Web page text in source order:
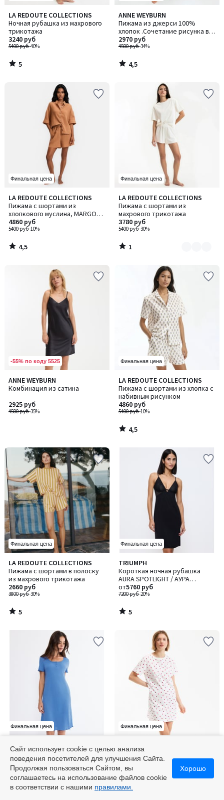
LA REDOUTE COLLECTIONS
Ночная рубашка из махрового
трикотажа
5400 руб-40%
3240 руб
5
/
5
5
/
ANNE WEYBURN
Пижама из джерси 100%
хлопок .Сочетание рисунка в
полоску и однотонного цвета
.Пижама состоит из фут
4500 руб-34%
2970 руб
4,5
/ 5
4,5
/
Финальная цена
LA REDOUTE COLLECTIONS
Пижама с шортами из
хлопкового муслина, MARGOT /
МАРГО
5400 руб-10%
4860 руб
4,5
/ 5
4,5
/
Финальная цена
LA REDOUTE COLLECTIONS
Пижама с шортами из
махрового трикотажа
5400 руб-30%
3780 руб
1
/
5
Количество
цветов:
2
1
/
-55% по коду 5525
ANNE WEYBURN
Комбинация из сатина
4500 руб-35%
2925 руб
Финальная цена
LA REDOUTE COLLECTIONS
Пижама с шортами из хлопка с
набивным рисунком
5400 руб-10%
4860 руб
4,5
/ 5
4,5
/
Финальная цена
LA REDOUTE COLLECTIONS
Пижама с шортами в полоску
из махрового трикотажа
3800 руб-30%
2660 руб
5
/
5
5
/
Финальная цена
TRIUMPH
Короткая ночная рубашка
AURA SPOTLIGHT / АУРА
СПОТЛАЙТ
7200 руб-20%
от5760 руб
5
/
5
5
/
Финальная цена
TRIUMPH
Ночная рубашка MIX & MATCH /
МИКС & МЭТЧ
3700 руб
Финальная цена
Ночная сорочка, набивной
рисунок в виде сердечек,
хлопковое джерси
3900 руб
Сайт использует cookie с целью анализа
поведения посетителей для улучшения Сайта.
Продолжая пользоваться Сайтом, вы
соглашаетесь на использование файлов cookie
в соответствии с нашими правилами.
Хорошо